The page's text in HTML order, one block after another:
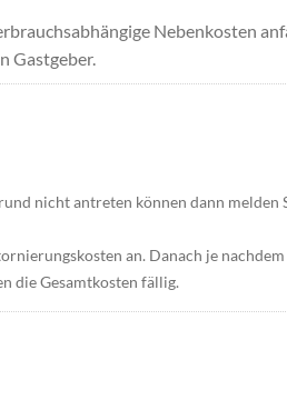
Nebenkosten
Gastgeber.
nicht antreten können dann melden
an. Danach je
die Gesamtkosten fällig.